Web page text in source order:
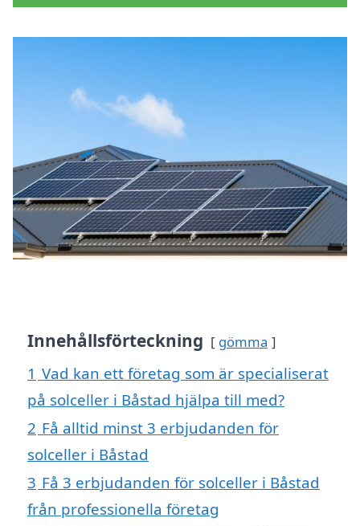
Innehållsförteckning gömma
1 Vad kan ett företag som är specialiserat
på solceller i Båstad hjälpa till med?
2 Få alltid minst 3 erbjudanden för
solceller i Båstad
3 Få 3 erbjudanden för solceller i Båstad
från professionella företag